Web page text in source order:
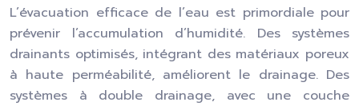
L’évacuation efficace de l’eau est primordiale pour
prévenir l’accumulation d’humidité. Des systèmes
drainants optimisés, intégrant des matériaux poreux
à haute perméabilité, améliorent le drainage. Des
systèmes à double drainage, avec une couche